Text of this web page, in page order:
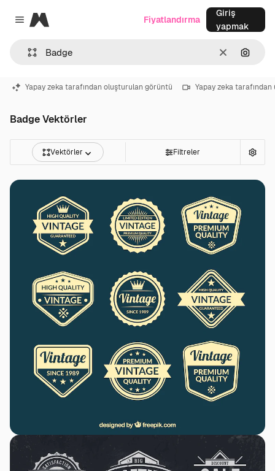
Close menu
Magnific
Temizlemek
Fiyatlandırma
Giriş
yapmak
Yapay zeka tarafından oluşturulan görüntü Yapay zeka
Badge Vektörler
Vektörler Filtreler